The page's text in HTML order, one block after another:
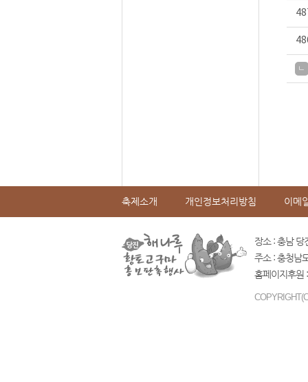
ㄴ
축제소개 개인정보처리방침 이메
장소 : 충남 당
주소 : 충청남
홈페이지후원